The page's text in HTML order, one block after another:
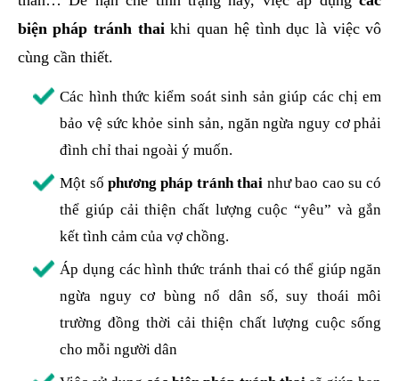
biện pháp tránh thai khi quan hệ tình dục là việc vô
cùng cần thiết.
Các hình thức kiểm soát sinh sản giúp các chị em
bảo vệ sức khỏe sinh sản, ngăn ngừa nguy cơ phải
đình chỉ thai ngoài ý muốn.
Một sốphương pháp tránh thai như bao cao su có
thể giúp cải thiện chất lượng cuộc “yêu” và gắn
kết tình cảm của vợ chồng.
Áp dụng các hình thức tránh thai có thể giúp ngăn
ngừa nguy cơ bùng nổ dân số, suy thoái môi
trường đồng thời cải thiện chất lượng cuộc sống
cho mỗi người dân